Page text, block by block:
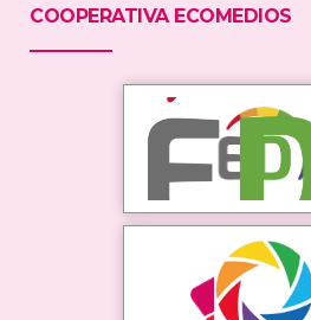
COOPERATIVA ECOMEDIOS